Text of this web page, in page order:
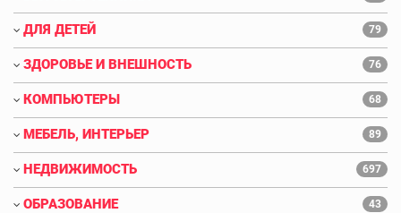
ДЛЯ ДЕТЕЙ 79
ЗДОРОВЬЕ И ВНЕШНОСТЬ 76
КОМПЬЮТЕРЫ 68
МЕБЕЛЬ, ИНТЕРЬЕР 89
НЕДВИЖИМОСТЬ 697
ОБРАЗОВАНИЕ 43